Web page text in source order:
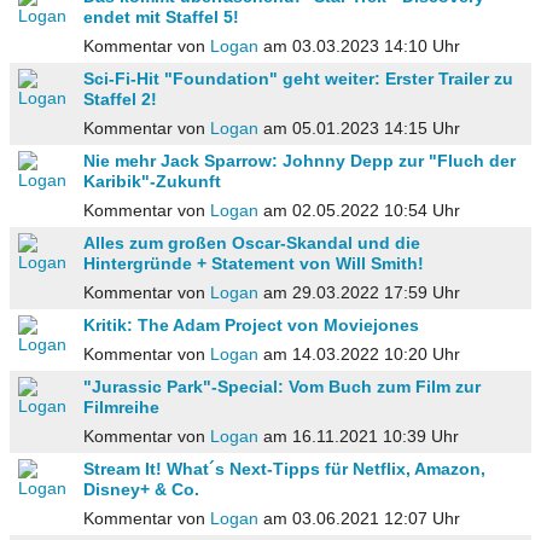
endet mit Staffel 5!
Kommentar von Logan am 03.03.2023 14:10 Uhr
Sci-Fi-Hit "Foundation" geht weiter: Erster Trailer zu
Staffel 2!
Kommentar von Logan am 05.01.2023 14:15 Uhr
Nie mehr Jack Sparrow: Johnny Depp zur "Fluch der
Karibik"-Zukunft
Kommentar von Logan am 02.05.2022 10:54 Uhr
Alles zum großen Oscar-Skandal und die
Hintergründe + Statement von Will Smith!
Kommentar von Logan am 29.03.2022 17:59 Uhr
Kritik: The Adam Project von Moviejones
Kommentar von Logan am 14.03.2022 10:20 Uhr
"Jurassic Park"-Special: Vom Buch zum Film zur
Filmreihe
Kommentar von Logan am 16.11.2021 10:39 Uhr
Stream It! What´s Next-Tipps für Netflix, Amazon,
Disney+ & Co.
Kommentar von Logan am 03.06.2021 12:07 Uhr